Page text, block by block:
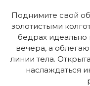
Поднимите свой
золотистыми
бедрах
вечера, а
линии тела.
наслаждаться